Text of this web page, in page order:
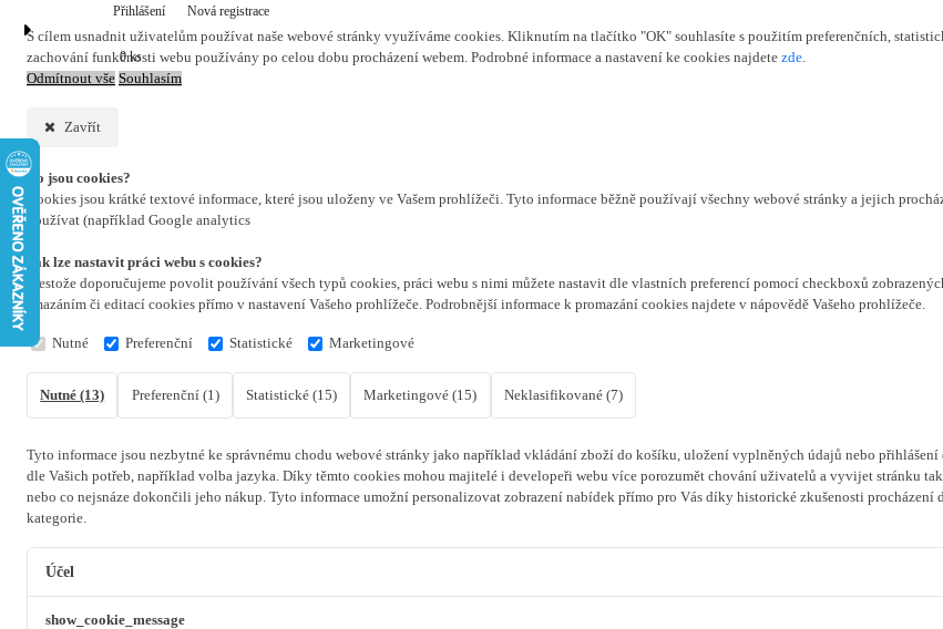
S cílem usnadnit uživatelům používat naše webové stránky využíváme cookies. Kliknutím na tlačítko "OK" souhlasíte s použitím preferenčních,
zachování funkčnosti webu používány po celou dobu procházení webem. Podrobné informace a nastavení ke cookies najdete zde.
Odmítnout vše Souhlasím
Zavřít
Co jsou cookies?
Cookies jsou krátké textové informace, které jsou uloženy ve Vašem prohlížeči. Tyto informace běžně používají všechny webové stránky a jejich
používat (například Google analytics
Jak lze nastavit práci webu s cookies?
Přestože doporučujeme povolit používání všech typů cookies, práci webu s nimi můžete nastavit dle vlastních preferencí pomocí checkboxů
smazáním či editací cookies přímo v nastavení Vašeho prohlížeče. Podrobnější informace k promazání cookies najdete v nápovědě Vašeho prohlížeče.
Nutné Preferenční Statistické Marketingové
Nutné (13) Preferenční (1) Statistické (15) Marketingové (15) Neklasifikované (7)
Tyto informace jsou nezbytné ke správnému chodu webové stránky jako například vkládání zboží do košíku, uložení vyplněných údajů nebo přihlášení
dle Vašich potřeb, například volba jazyka. Díky těmto cookies mohou majitelé i developeři webu více porozumět chování uživatelů a vyvijet stránku
nebo co nejsnáze dokončili jeho nákup. Tyto informace umožní personalizovat zobrazení nabídek přímo pro Vás díky historické zkušenosti procházení
kategorie.
Účel
show_cookie_message
Přihlášení Nová registrace
0 ks